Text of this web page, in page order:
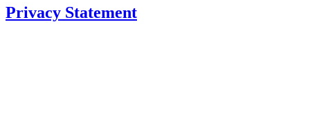
Privacy Statement